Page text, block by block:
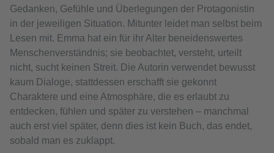
Gedanken, Gefühle und Überlegungen der Protagonistin
in der jeweiligen Situation. Mitunter leidet man selbst beim
Lesen mit. Emma hat ein für ihr Alter beneidenswertes
Menschenverständnis; sie beobachtet, versteht, urteilt
nicht, sucht keinen Streit. Die Autorin verwendet bewusst
kaum Dialoge, stattdessen erschafft sie gekonnt
Charaktere und eine Atmosphäre, die es erlaubt zu
entdecken, fühlen und später zu verstehen – manchmal
auch erst viel später, denn dies ist kein Buch, das endet,
sobald man es zuklappt.